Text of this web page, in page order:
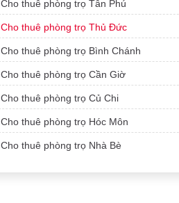
Cho thuê phòng trọ Tân Phú
Cho thuê phòng trọ Thủ Đức
Cho thuê phòng trọ Bình Chánh
Cho thuê phòng trọ Cần Giờ
Cho thuê phòng trọ Củ Chi
Cho thuê phòng trọ Hóc Môn
Cho thuê phòng trọ Nhà Bè